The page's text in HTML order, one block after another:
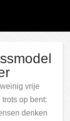
vrije
op bent:
denken